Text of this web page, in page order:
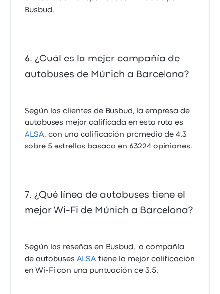
Busbud.
¿Cuál es la mejor compañía de
autobuses de Múnich a Barcelona?
Según los clientes de Busbud, la empresa de
autobuses mejor calificada en esta ruta es
ALSA, con una calificación promedio de 4.3
sobre 5 estrellas basada en 63224 opiniones.
¿Qué línea de autobuses tiene el
mejor Wi‑Fi de Múnich a Barcelona?
Según las reseñas en Busbud, la compañía
de autobusesALSA tiene la mejor calificación
en Wi‑Fi con una puntuación de 3.5.